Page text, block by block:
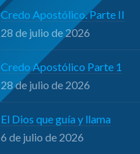
Credo Apostólico. Parte II
28 de julio de 2026
Credo Apostólico Parte 1
28 de julio de 2026
El Dios que guía y llama
6 de julio de 2026